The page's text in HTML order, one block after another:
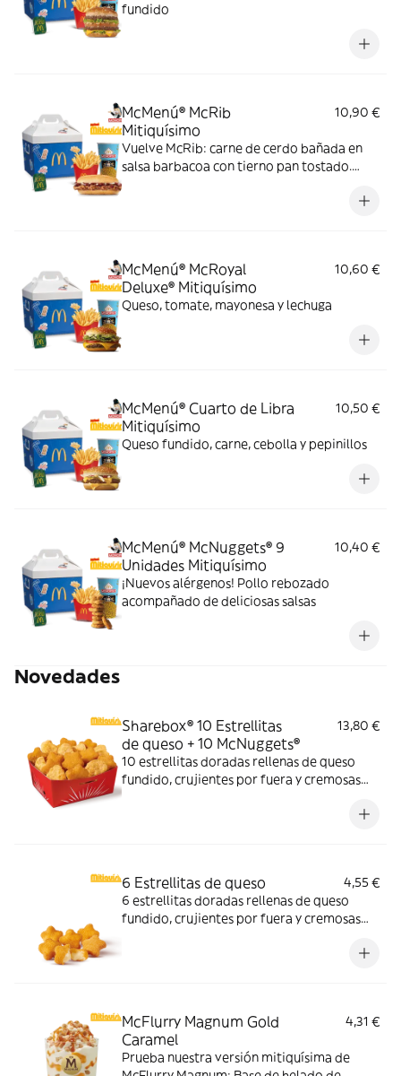
fundido
McMenú® McRib
Mitiquísimo
10,90 €
Vuelve McRib: carne de cerdo bañada en
salsa barbacoa con tierno pan tostado.
McMenú® McRoyal
Deluxe® Mitiquísimo
10,60 €
Queso, tomate, mayonesa y lechuga
McMenú® Cuarto de Libra
Mitiquísimo
10,50 €
Queso fundido, carne, cebolla y pepinillos
McMenú® McNuggets® 9
Unidades Mitiquísimo
10,40 €
¡Nuevos alérgenos! Pollo rebozado
acompañado de deliciosas salsas
Novedades
Sharebox® 10 Estrellitas
de queso + 10 McNuggets®
13,80 €
10 estrellitas doradas rellenas de queso
fundido, crujientes por fuera y cremosas
6 Estrellitas de queso
4,55 €
6 estrellitas doradas rellenas de queso
fundido, crujientes por fuera y cremosas
McFlurry Magnum Gold
Caramel
4,31 €
Prueba nuestra versión mitiquísima de